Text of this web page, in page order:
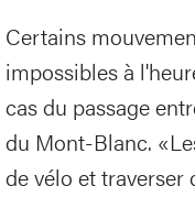
Certains
impossibles à
cas du passage
du Mont-Blanc.
de vélo et traverser